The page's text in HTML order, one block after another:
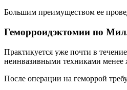
Большим преимуществом ее
Геморроидэктомии по
Практикуется уже почти в
неинвазивными техниками менее
После операции на геморрой